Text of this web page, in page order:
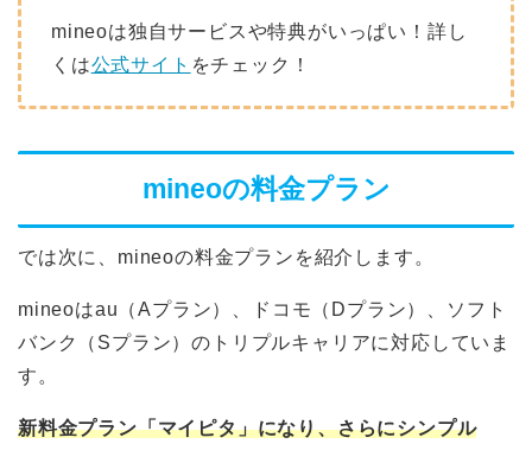
mineoは独自サービスや特典がいっぱい！詳し
くは公式サイト をチェック！
mineoの料金プラン
では次に、mineoの料金プランを紹介します。
mineoはau（Aプラン）、ドコモ（Dプラン）、ソフト
バンク（Sプラン）のトリプルキャリアに対応していま
す。
新料金プラン「マイピタ」になり、さらにシンプル